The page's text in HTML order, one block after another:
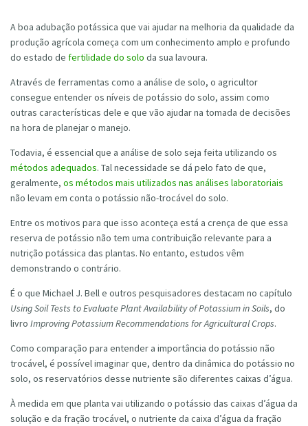
A boa adubação potássica que vai ajudar na melhoria da qualidade da
produção agrícola começa com um conhecimento amplo e profundo
do estado de fertilidade do solo da sua lavoura.
Através de ferramentas como a análise de solo, o agricultor
consegue entender os níveis de potássio do solo, assim como
outras características dele e que vão ajudar na tomada de decisões
na hora de planejar o manejo.
Todavia, é essencial que a análise de solo seja feita utilizando os
métodos adequados. Tal necessidade se dá pelo fato de que,
geralmente, os métodos mais utilizados nas análises laboratoriais
não levam em conta o potássio não-trocável do solo.
Entre os motivos para que isso aconteça está a crença de que essa
reserva de potássio não tem uma contribuição relevante para a
nutrição potássica das plantas. No entanto, estudos vêm
demonstrando o contrário.
É o que Michael J. Bell e outros pesquisadores destacam no capítulo
Using Soil Tests to Evaluate Plant Availability of Potassium in Soils, do
livro Improving Potassium Recommendations for Agricultural Crops.
Como comparação para entender a importância do potássio não
trocável, é possível imaginar que, dentro da dinâmica do potássio no
solo, os reservatórios desse nutriente são diferentes caixas d’água.
À medida em que planta vai utilizando o potássio das caixas d’água da
solução e da fração trocável, o nutriente da caixa d’água da fração